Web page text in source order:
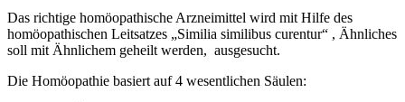
Das richtige homöopathische Arzneimittel wird mit Hilfe des
homöopathischen Leitsatzes „Similia similibus curentur“ , Ähnliches
soll mit Ähnlichem geheilt werden, ausgesucht.
Die Homöopathie basiert auf 4 wesentlichen Säulen: